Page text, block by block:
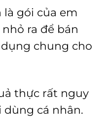
gói của em
ra để bán
chung cho
thực rất nguy
dùng cá nhân.